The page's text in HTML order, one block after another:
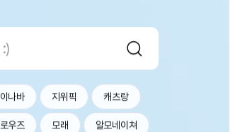
이나바 지위픽 캐츠랑
로우즈 모래 알모네이쳐